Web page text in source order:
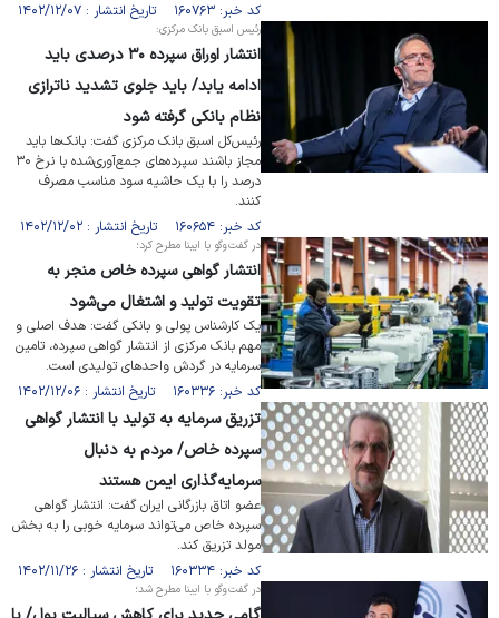
کد خبر: ۱۶۰۷۶۳ تاریخ انتشار : ۱۴۰۲/۱۲/۰۷
رئیس اسبق بانک مرکزی:
انتشار اوراق سپرده ۳۰ درصدی باید
ادامه یابد/ باید جلوی تشدید ناترازی
نظام بانکی گرفته شود
رئیس‌کل اسبق بانک مرکزی گفت: بانک‌ها باید
مجاز باشند سپرده‌های جمع‌آوری‌شده با نرخ ۳۰
درصد را با یک حاشیه سود مناسب مصرف
کنند.
کد خبر: ۱۶۰۶۵۴ تاریخ انتشار : ۱۴۰۲/۱۲/۰۲
در گفت‌وگو با ایبنا مطرح کرد؛
انتشار گواهی سپرده خاص منجر به
تقویت تولید و اشتغال می‌شود
یک کارشناس پولی و بانکی گفت: هدف اصلی و
مهم بانک مرکزی از انتشار گواهی سپرده، تامین
سرمایه در گردش واحد‌های تولیدی است.
کد خبر: ۱۶۰۳۳۶ تاریخ انتشار : ۱۴۰۲/۱۲/۰۶
تزریق سرمایه به تولید با انتشار گواهی
سپرده خاص/ مردم به دنبال
سرمایه‌گذاری ایمن هستند
عضو اتاق بازرگانی ایران گفت: انتشار گواهی
سپرده خاص می‌تواند سرمایه خوبی را به بخش
مولد تزریق کند.
کد خبر: ۱۶۰۳۳۴ تاریخ انتشار : ۱۴۰۲/۱۱/۲۶
در گفت‌وگو با ایبنا مطرح شد؛